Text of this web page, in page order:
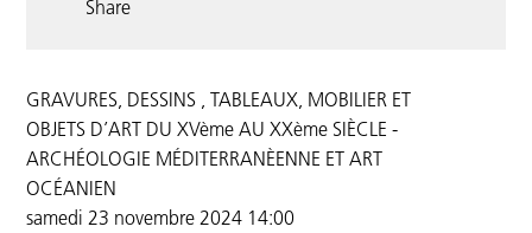
Share
GRAVURES, DESSINS , TABLEAUX, MOBILIER ET
OBJETS D’ART DU XVème AU XXème SIÈCLE -
ARCHÉOLOGIE MÉDITERRANÈENNE ET ART
OCÉANIEN
samedi 23 novembre 2024 14:00